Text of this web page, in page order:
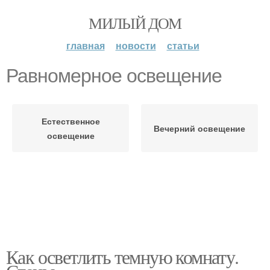
МИЛЫЙ ДОМ
главная новости статьи
Равномерное освещение
Естественное
освещение
Вечерний освещение
Как осветлить темную комнату.